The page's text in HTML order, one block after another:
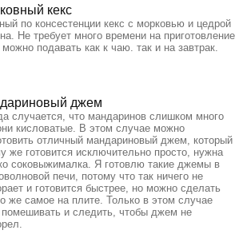
кекс
по консестенции кекс с морковью и цедрой
Не требует много времени на приготовление
можно подавать как к чаю. так и на завтрак.
джем
случается, что мандаринов слишком много
кисловатые. В этом случае можно
отличный мандариновый джем, который
же готовится исключительно просто, нужна
соковыжималка. Я готовлю такие джемы в
печи, потому что так ничего не
и готовится быстрее, но можно сделать
же самое на плите. Только в этом случае
помешивать и следить, чтобы джем не